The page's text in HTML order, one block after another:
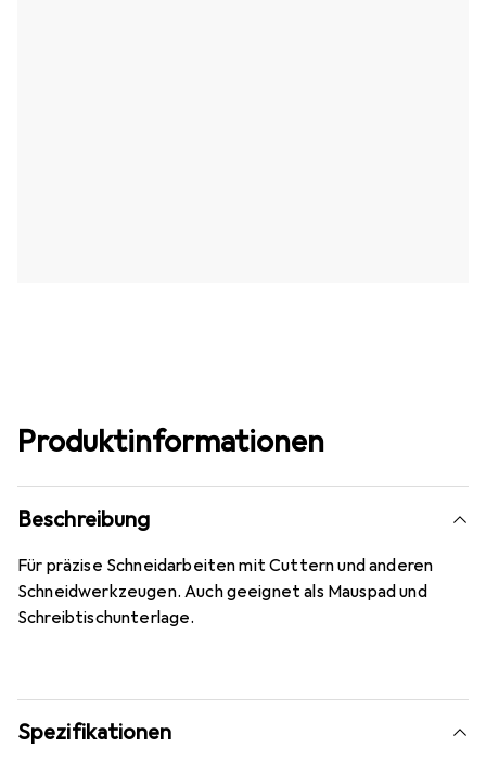
Produktinformationen
Beschreibung
Für präzise Schneidarbeiten mit Cuttern und anderen
Schneidwerkzeugen. Auch geeignet als Mauspad und
Schreibtischunterlage.
Spezifikationen